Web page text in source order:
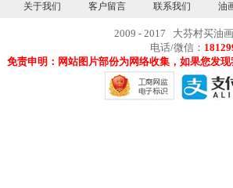
关于我们 客户留言 联系我们 油
2009 - 2017 大芬村买油
电话/微信：
免责申明：网站图片部份为网络收集，如果您发